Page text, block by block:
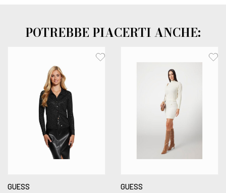
POTREBBE PIACERTI ANCHE:
GUESS
GUESS